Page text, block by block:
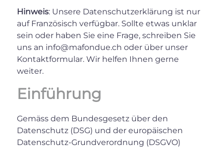
Hinweis: Unsere Datenschutzerklärung ist nur
auf Französisch verfügbar. Sollte etwas unklar
sein oder haben Sie eine Frage, schreiben Sie
uns an info@mafondue.ch oder über unser
Kontaktformular. Wir helfen Ihnen gerne
weiter.
Einführung
Gemäss dem Bundesgesetz über den
Datenschutz (DSG) und der europäischen
Datenschutz-Grundverordnung (DSGVO)